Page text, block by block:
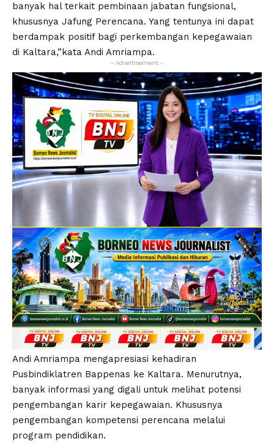
banyak hal terkait pembinaan jabatan fungsional,
khususnya Jafung Perencana. Yang tentunya ini dapat
berdampak positif bagi perkembangan kepegawaian
di Kaltara,”kata Andi Amriampa.
- Advertisement -
Andi Amriampa mengapresiasi kehadiran
Pusbindiklatren Bappenas ke Kaltara. Menurutnya,
banyak informasi yang digali untuk melihat potensi
pengembangan karir kepegawaian. Khususnya
pengembangan kompetensi perencana melalui
program pendidikan.